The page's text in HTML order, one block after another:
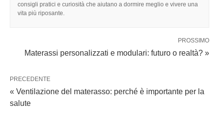
consigli pratici e curiosità che aiutano a dormire meglio e vivere una
vita più riposante.
PROSSIMO
Materassi personalizzati e modulari: futuro o realtà? »
PRECEDENTE
« Ventilazione del materasso: perché è importante per la
salute